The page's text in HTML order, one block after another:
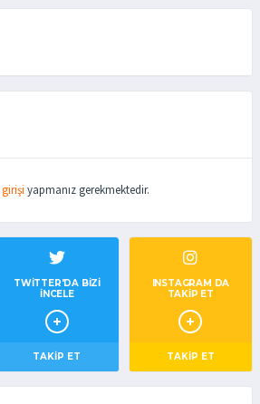
yapmanız gerekmektedir.
TWITTER'DA BIZI
İNCELE
TAKIP ET
INSTAGRAM DA
TAKİP ET
TAKİP ET